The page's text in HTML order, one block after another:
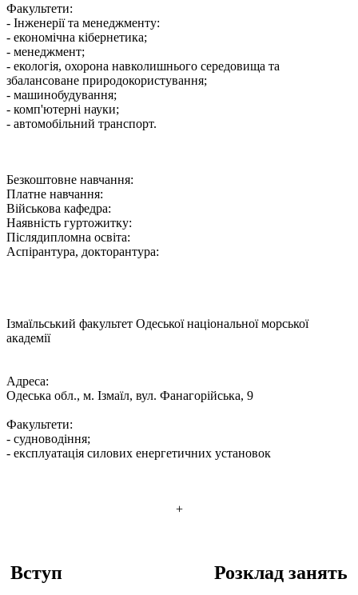
Факультети:
- Інженерії та менеджменту:
- економічна кібернетика;
- менеджмент;
- екологія, охорона навколишнього середовища та
збалансоване природокористування;
- машинобудування;
- комп'ютерні науки;
- автомобільний транспорт.
Безкоштовне навчання:
Платне навчання:
Військова кафедра:
Наявність гуртожитку:
Післядипломна освіта:
Аспірантура, докторантура:
Ізмаїльський факультет Одеської національної морської
академії
Адреса:
Одеська обл., м. Ізмаїл, вул. Фанагорійська, 9
Факультети:
- судноводіння;
- експлуатація силових енергетичних установок
+
Вступ Розклад занять